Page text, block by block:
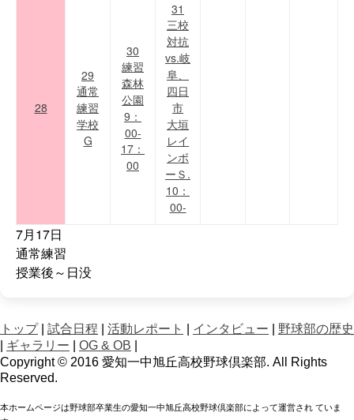
28
29
通常
練習
学校
G
30
練習
森林
公園
9：
00-
17：
00
31
三校
対抗
vs.岐
阜、
四日
市
大垣
レイ
ンボ
ーＳ.
10：
00-
7月17日
通常練習
授業後～日没
トップ| 試合日程 活動レポート インタビュー
野球部の歴史
ギャラリー OG & OB
Copyright © 2016 愛知一中旭丘高校野球倶楽部. All Rights
Reserved.
本ホームページは野球部卒業生の愛知一中旭丘高校野球倶楽部によって運営され ていま